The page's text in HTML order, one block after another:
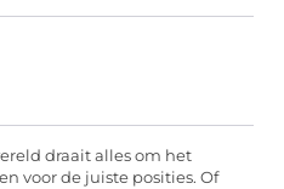
draait alles om het
voor de juiste posities. Of